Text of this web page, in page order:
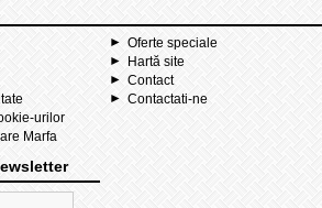
urilor
Marfa
Oferte speciale
Hartă site
Contact
Contactati-ne